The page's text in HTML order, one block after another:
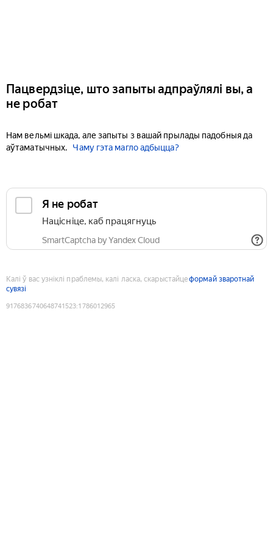
Пацвердзіце, што запыты адпраўлялі вы, а
не робат
Нам вельмі шкада, але запыты з вашай прылады падобныя да
аўтаматычных.
Чаму гэта магло адбыцца?
Я не робат
Націсніце, каб працягнуць
SmartCaptcha by Yandex Cloud
Калі ў вас узніклі праблемы, калі ласка, скарыстайцеформай зваротнай
сувязі
9176836740648741523:1786012965